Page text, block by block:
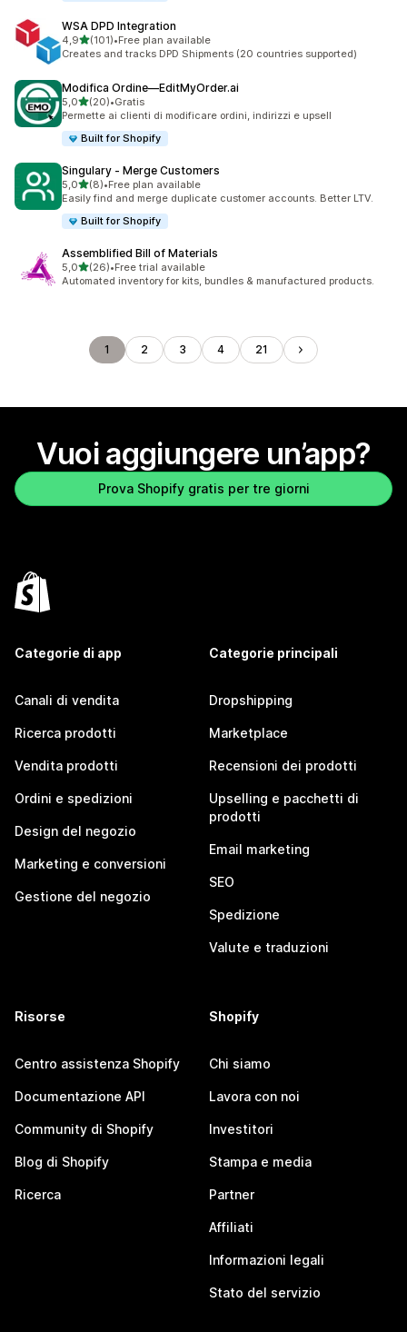
WSA DPD Integration
4,9stelle su 5
(101)
101 recensioni totali
•Free plan available
Creates and tracks DPD Shipments (20 countries supported)
Modifica Ordine—EditMyOrder.ai
5,0stelle su 5
(20)
20 recensioni totali
•Gratis
Permette ai clienti di modificare ordini, indirizzi e upsell
Built for Shopify
Singulary ‑ Merge Customers
5,0stelle su 5
(8)
8 recensioni totali
•Free plan available
Easily find and merge duplicate customer accounts. Better LTV.
Built for Shopify
Assemblified Bill of Materials
5,0stelle su 5
(26)
26 recensioni totali
•Free trial available
Automated inventory for kits, bundles & manufactured products.
1 2 3 4 21
Vuoi aggiungere un’app?
Prova Shopify gratis per tre giorni
Categorie di app
Canali di vendita
Ricerca prodotti
Vendita prodotti
Ordini e spedizioni
Design del negozio
Marketing e conversioni
Gestione del negozio
Categorie principali
Dropshipping
Marketplace
Recensioni dei prodotti
Upselling e pacchetti di
prodotti
Email marketing
SEO
Spedizione
Valute e traduzioni
Risorse
Centro assistenza Shopify
Documentazione API
Community di Shopify
Blog di Shopify
Ricerca
Shopify
Chi siamo
Lavora con noi
Investitori
Stampa e media
Partner
Affiliati
Informazioni legali
Stato del servizio